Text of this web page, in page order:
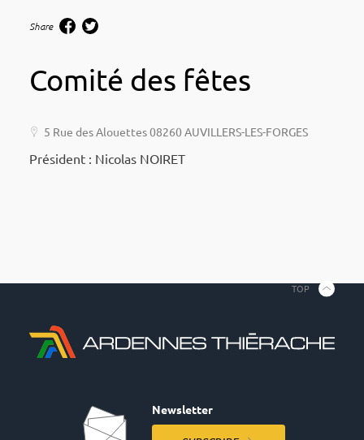
Comité des fêtes
Share
5 Rue des Alouettes 08260 AUVILLERS-LES-FORGES
Président : Nico­las NOIRET
Newsletter
TOP